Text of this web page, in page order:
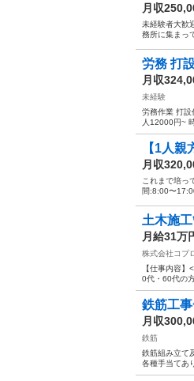
月収
未経験者大歓
務所に集まっ
労務 打
月収
未経験
労務作業 打設
人12000円~
【1人
月収
これまで培
間:8:00〜
土木施
月給31万
株式会社コプ
【仕事内容
0代・60代の
鉄筋工事
月収
鉄筋
鉄筋組み立て
各種手当てあ